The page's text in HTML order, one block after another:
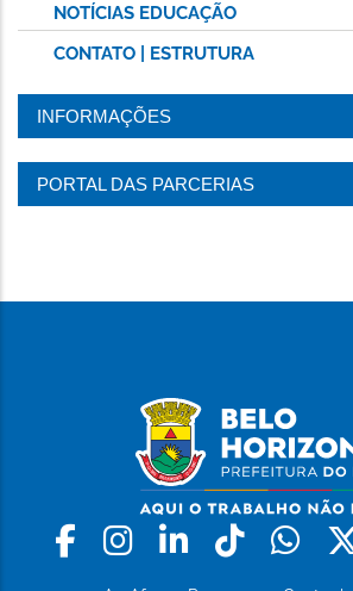
NOTÍCIAS EDUCAÇÃO
CONTATO | ESTRUTURA
INFORMAÇÕES
PORTAL DAS PARCERIAS
Facebook
Instagram
LinkedinTiktok